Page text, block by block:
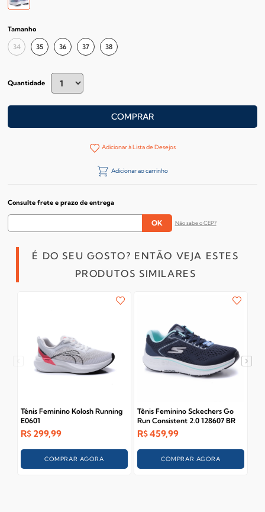
Tamanho
34 35 36 37 38
Quantidade
COMPRAR
Adicionar à Lista de Desejos
Adicionar ao carrinho
Consulte frete e prazo de entrega
Não sabe o CEP?
É DO SEU GOSTO? ENTÃO VEJA ESTES
PRODUTOS SIMILARES
Tênis Feminino Kolosh Running
E0601
R$ 299,99
COMPRAR AGORA
Tênis Feminino Sckechers Go
Run Consistent 2.0 128607 BR
R$459,99
COMPRAR AGORA